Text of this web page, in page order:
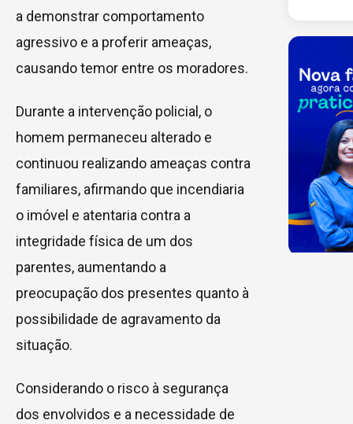
a demonstrar comportamento
agressivo e a proferir ameaças,
causando temor entre os moradores.
Durante a intervenção policial, o
homem permaneceu alterado e
continuou realizando ameaças contra
familiares, afirmando que incendiaria
o imóvel e atentaria contra a
integridade física de um dos
parentes, aumentando a
preocupação dos presentes quanto à
possibilidade de agravamento da
situação.
Considerando o risco à segurança
dos envolvidos e a necessidade de